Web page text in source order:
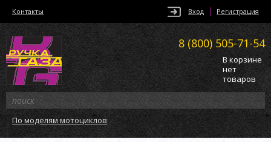
Вход Регистрация
Контакты
8 (800) 505-71-54
В корзине
нет
товаров
По моделям мотоциклов